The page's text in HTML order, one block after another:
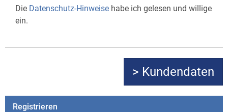
Die Datenschutz-Hinweise habe ich gelesen und willige
ein.
Registrieren